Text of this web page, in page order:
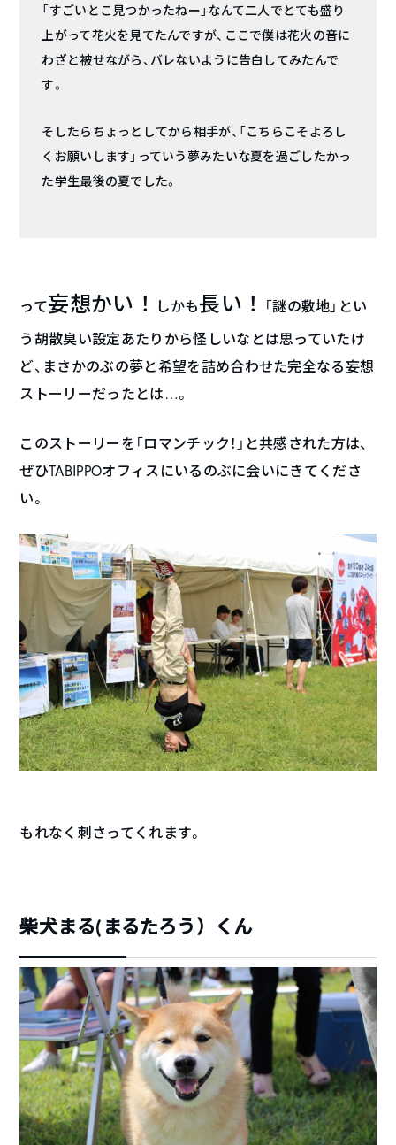
「すごいとこ見つかったねー」なんて二人でとても盛り
上がって花火を見てたんですが、ここで僕は花火の音に
わざと被せながら、バレないように告白してみたんで
す。
そしたらちょっとしてから相手が、「こちらこそよろし
くお願いします」っていう夢みたいな夏を過ごしたかっ
た学生最後の夏でした。
って妄想かい！ しかも長い！
「謎の敷地」とい
う胡散臭い設定あたりから怪しいなとは思っていたけ
ど、まさかのぶの夢と希望を詰め合わせた完全なる妄想
ストーリーだったとは…。
このストーリーを「ロマンチック！」と共感された方は、
ぜひTABIPPOオフィスにいるのぶに会いにきてくださ
い。
もれなく刺さってくれます。
柴犬まる(まるたろう）くん